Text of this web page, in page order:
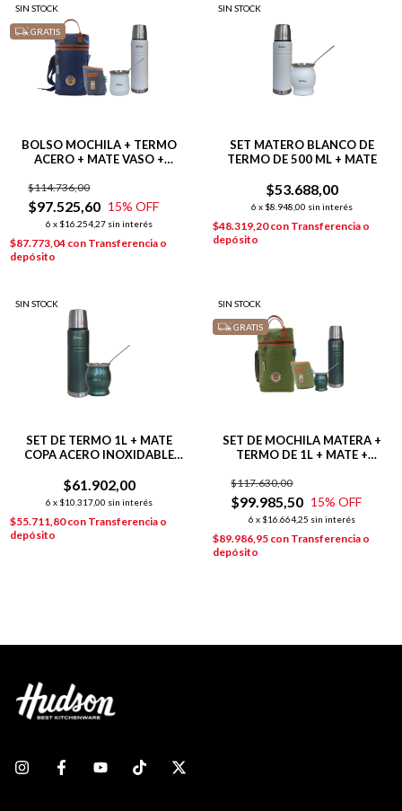
SIN STOCK
GRATIS
BOLSO MOCHILA + TERMO
ACERO + MATE VASO +
$97.525,60
$114.736,00
15% OFF
6 x $16.254,27 sin interés
$87.773,04 con Transferencia o
depósito
SIN STOCK
SET MATERO BLANCO DE
TERMO DE 500 ML + MATE
$53.688,00
6 x $8.948,00 sin interés
$48.319,20con Transferencia o
depósito
SIN STOCK
SET DE TERMO 1L + MATE
COPA ACERO INOXIDABLE
$61.902,00
6 x $10.317,00 sin interés
$55.711,80con Transferencia o
depósito
SIN STOCK
GRATIS
SET DE MOCHILA MATERA +
TERMO DE 1L + MATE +
$99.985,50
$117.630,00
15% OFF
6 x $16.664,25 sin interés
$89.986,95 con Transferencia o
depósito